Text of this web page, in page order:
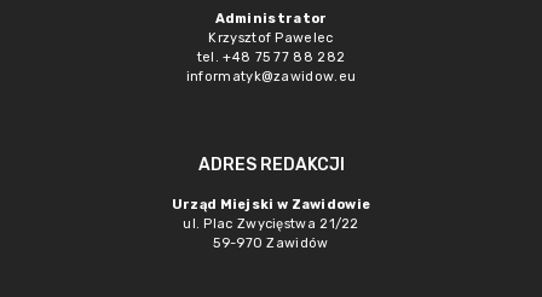
Administrator
Krzysztof Pawelec
tel. +48 75 77 88 282
informatyk@zawidow.eu
ADRES REDAKCJI
Urząd Miejski w Zawidowie
ul. Plac Zwycięstwa 21/22
59-970 Zawidów